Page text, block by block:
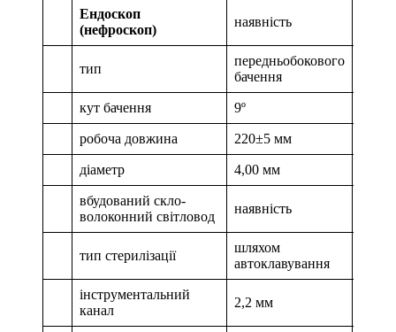
Ендоскоп
(нефроскоп)
наявність
тип
передньобокового
бачення
кут бачення 9º
робоча довжина 220±5 мм
діаметр 4,00 мм
вбудований скло-
волоконний світловод
наявність
тип стерилізації
шляхом
автоклавування
інструментальний
канал
2,2 мм